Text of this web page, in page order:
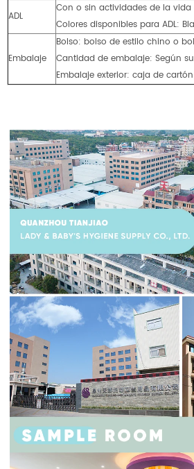
ADL
Con o sin actividades de la vida
Colores disponibles para ADL:
Embalaje
Bolso: bolso de estilo chino o
Cantidad de embalaje: Según
Embalaje exterior: caja de